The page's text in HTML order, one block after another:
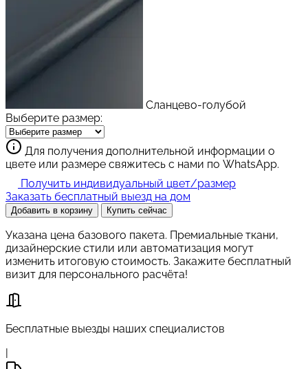
Сланцево-голубой
Выберите размер:
Для получения дополнительной информации о
цвете или размере свяжитесь с нами по WhatsApp.
Получить индивидуальный цвет/размер
Заказать бесплатный выезд на дом
Добавить в корзину Купить сейчас
Указана цена базового пакета. Премиальные ткани,
дизайнерские стили или автоматизация могут
изменить итоговую стоимость. Закажите бесплатный
визит для персонального расчёта!
Бесплатные выезды наших специалистов
|